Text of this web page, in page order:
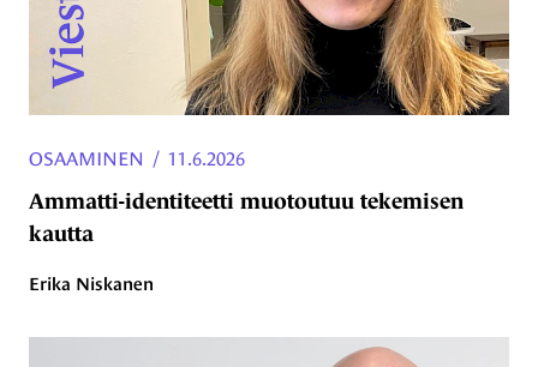
Ammatti-identiteetti muotoutuu tekemisen
kautta
OSAAMINEN / 11.6.2026
Erika Niskanen